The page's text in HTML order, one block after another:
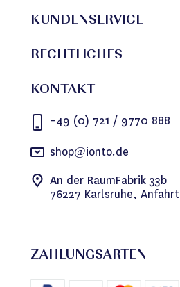
KUNDENSERVICE
RECHTLICHES
KONTAKT
+49 (0) 721 / 9770 888
shop@ionto.de
An der RaumFabrik 33b
76227 Karlsruhe, Anfahrt
ZAHLUNGSARTEN